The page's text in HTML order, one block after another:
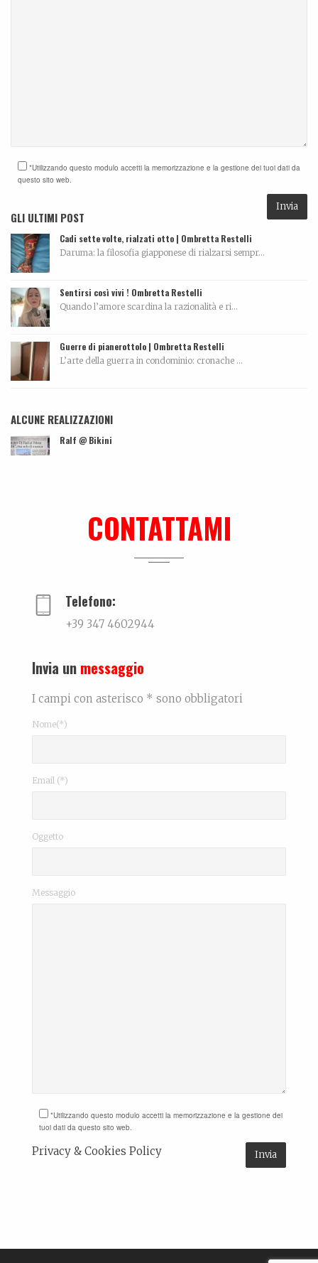
*Utilizzando questo modulo accetti la memorizzazione e la gestione dei tuoi dati da
questo sito web.
GLI ULTIMI POST
Cadi sette volte, rialzati otto | Ombretta Restelli
Daruma: la filosofia giapponese di rialzarsi sempr...
Sentirsi così vivi ! Ombretta Restelli
Quando l’amore scardina la razionalità e ri...
Guerre di pianerottolo | Ombretta Restelli
L’arte della guerra in condominio: cronache ...
ALCUNE REALIZZAZIONI
Ralf @ Bikini
Trovare l'equilibrio causa belle cose. Un viaggio...
CONTATTAMI
Telefono:
+39 347 4602944
Invia un messaggio
I campi con asterisco * sono obbligatori
Nome(*)
Email (*)
Oggetto
Messaggio
*Utilizzando questo modulo accetti la memorizzazione e la gestione dei
tuoi dati da questo sito web.
Privacy & Cookies Policy